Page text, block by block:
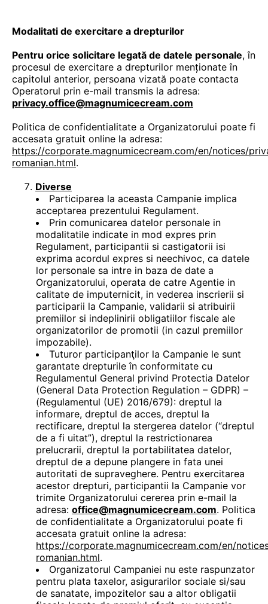
Modalitati de exercitare a drepturilor
Pentru orice solicitare legată de datele personale, în
procesul de exercitare a drepturilor menționate în
capitolul anterior, persoana vizată poate contacta
Operatorul prin e-mail transmis la adresa:
privacy.office@magnumicecream.com
Politica de confidentialitate a Organizatorului poate fi
accesata gratuit online la adresa:
https://corporate.magnumicecream.com/en/notices/
romanian.html.
Diverse
Participarea la aceasta Campanie implica
acceptarea prezentului Regulament.
Prin comunicarea datelor personale in
modalitatile indicate in mod expres prin
Regulament, participantii si castigatorii isi
exprima acordul expres si neechivoc, ca datele
lor personale sa intre in baza de date a
Organizatorului, operata de catre Agentie in
calitate de imputernicit, in vederea inscrierii si
participarii la Campanie, validarii si atribuirii
premiilor si indeplinirii obligatiilor fiscale ale
organizatorilor de promotii (in cazul premiilor
impozabile).
Tuturor participanţilor la Campanie le sunt
garantate drepturile în conformitate cu
Regulamentul General privind Protectia Datelor
(General Data Protection Regulation – GDPR) –
(Regulamentul (UE) 2016/679): dreptul la
informare, dreptul de acces, dreptul la
rectificare, dreptul la stergerea datelor (“dreptul
de a fi uitat”), dreptul la restrictionarea
prelucrarii, dreptul la portabilitatea datelor,
dreptul de a depune plangere in fata unei
autoritati de supraveghere. Pentru exercitarea
acestor drepturi, participantii la Campanie vor
trimite Organizatorului cererea prin e-mail la
adresa: office@magnumicecream.com. Politica
de confidentialitate a Organizatorului poate fi
accesata gratuit online la adresa:
https://corporate.magnumicecream.com/en/
romanian.html.
Organizatorul Campaniei nu este raspunzator
pentru plata taxelor, asigurarilor sociale si/sau
de sanatate, impozitelor sau a altor obligatii